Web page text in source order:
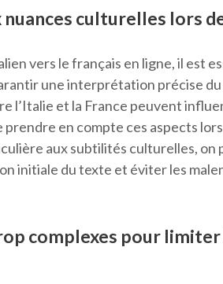
culturelles lors
vers le français en ligne, il est
une interprétation précise du
l’Italie et la France peuvent
en compte ces aspects
aux subtilités culturelles, on
initiale du texte et éviter les
complexes pour